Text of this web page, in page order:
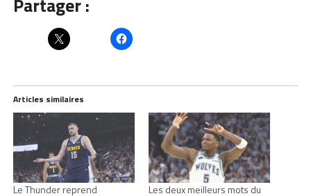
Partager :
Articles similaires
Le Thunder reprend
Les deux meilleurs mots du